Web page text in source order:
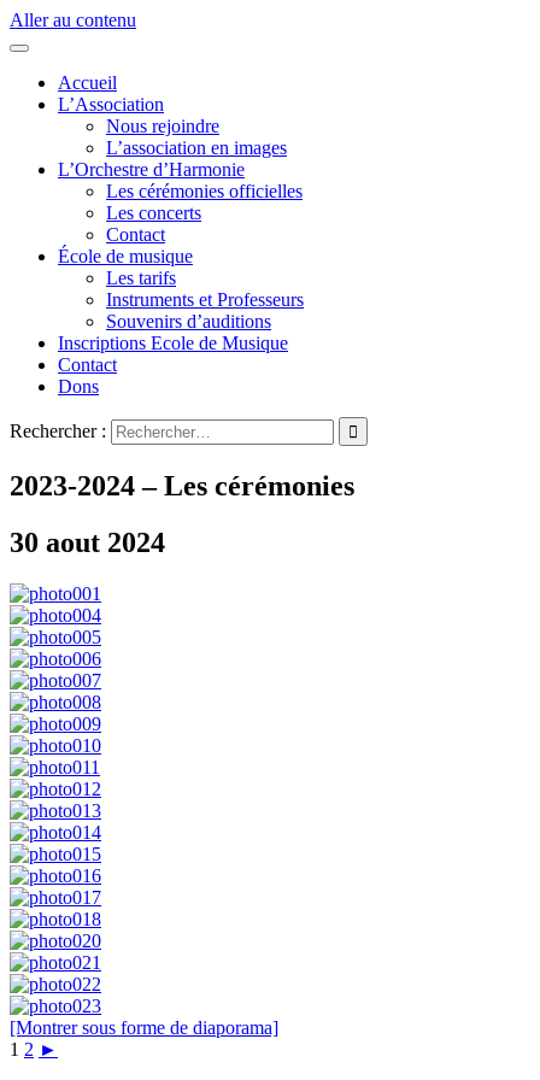
Aller au contenu
Accueil
L’Association
Nous rejoindre
L’association en images
L’Orchestre d’Harmonie
Les cérémonies officielles
Les concerts
Contact
École de musique
Les tarifs
Instruments et Professeurs
Souvenirs d’auditions
Inscriptions Ecole de Musique
Contact
Dons
Rechercher :
2023-2024 – Les cérémonies
30 aout 2024
[Montrer sous forme de diaporama]
1 2 ►